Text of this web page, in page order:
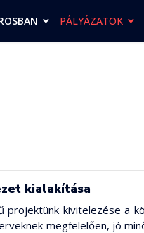
PÁLYÁZATOK
kialakítása
projektünk kivitelezése a
megfelelően, jó